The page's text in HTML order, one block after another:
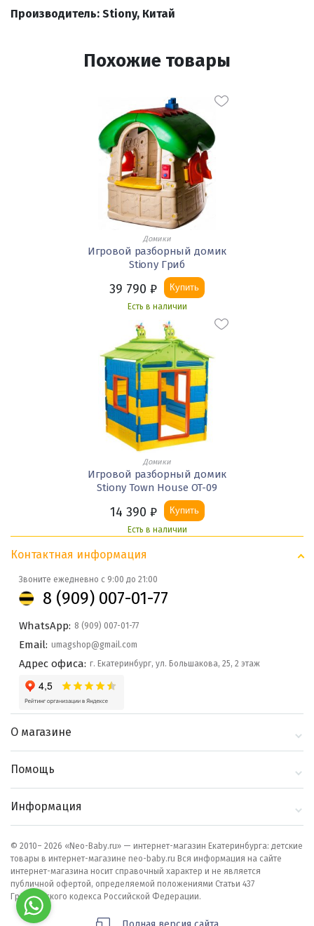
Производитель: Stiony, Китай
Похожие товары
Домики
Игровой разборный домик
Stiony Гриб
39 790 ₽ Купить
Есть в наличии
Домики
Игровой разборный домик
Stiony Town House OT-09
14 390 ₽ Купить
Есть в наличии
Контактная информация
Звоните ежедневно с 9:00 до 21:00
8 (909) 007-01-77
WhatsApp: 8 (909) 007-01-77
Email: umagshop@gmail.com
Адрес офиса: г. Екатеринбург, ул. Большакова, 25, 2 этаж
О магазине
Блог
Помощь
Как сделать заказ
Информация
© 2010– 2026 «Neo-Baby.ru» — интернет-магазин Екатеринбурга: детские
товары в интернет-магазине neo-baby.ru Вся информация на сайте
интернет-магазина носит справочный характер и не является
публичной офертой, определяемой положениями Статьи 437
Гражданского кодекса Российской Федерации.